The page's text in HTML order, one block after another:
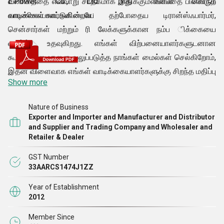
காரணிகள் காட்டுகின்றன:
வாடிக்கையாளர்களிடையே தற்போதைய டிரான்ஸ்ஃபார்மர்,
சென்சார்கள் மற்றும் ரி லேக்களுக்கான நம்ப ிக்கையை
வளர்க்க உதவுகிறது. எங்கள் விற்பனையாளர்களுடனான
கூட்டாண்மைகளை வலுப்படுத்த நாங்கள் மைல்கள் செல்கிறோம்,
இதன் விளைவாக எங்கள் வாடிக்கையாளர்களுக்கு சிறந்த மதிப்பு
தீர்வுகளை வழங்குகிறோம்
எங்கள் குழு: எங்கள்விற்பனையாளர்களுடனான உறவை
மேம்படுத்தும்போது, எங்கள் சொந்த மக்களின் நல்வாழ்வை
நாங்கள் ஒருபோதும் கவனிக்கவில்லை. எங்களிடம் உள்ள
அர்ப்பணிப்பு, அதிக தகுதி வாய்ந்த மற்றும் திறமையான குழு
உறுப்பினர்கள் அவ்வப்போது வணிகத்தின் ஒவ்வொரு
அம்சத்திலும் பயிற்சி அளிக்கப்படுகிறார்கள், ஆட்டோமேஷன்
தயாரிப்புகளை சோதித்தல் மற்றும் நிறுவுதல் முதல் அவற்றின்
Show more
Nature of Business
Exporter and Importer and Manufacturer and Distributor
and Supplier and Trading Company and Wholesaler and
Retailer & Dealer
GST Number
33AARCS1474J1ZZ
Year of Establishment
2012
Member Since